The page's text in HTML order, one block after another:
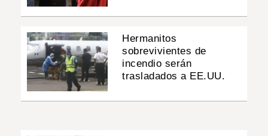
Hermanitos
sobrevivientes de
incendio serán
trasladados a EE.UU.